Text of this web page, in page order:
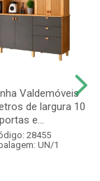
Valdemóveis
de largura 10
portas e...
28455
UN/1